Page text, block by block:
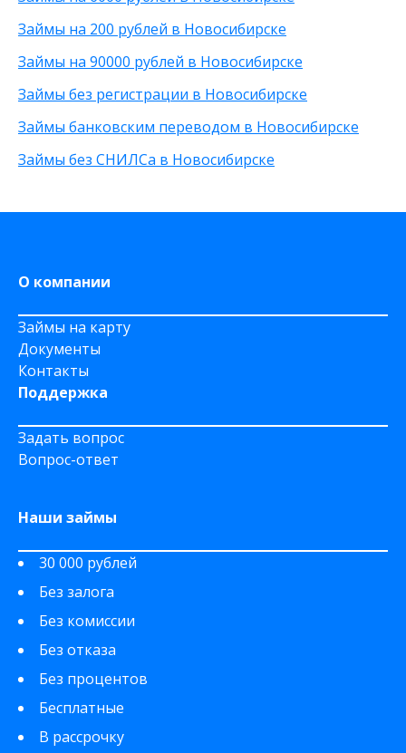
По телефону
Через Телеграм
На Webmoney
Через Золотую Корону
На карту круглосуточно
Через приложение
На карту Моментум
Не выходя из дома
С высоким одобрением
Без залога
Без посредников
Без посещения офиса
Без звонков
30 000 рублей
8 000 рублей
500 рублей
20 000 рублей
Займы на 200 рублей в Новосибирске
Займы на 90000 рублей в Новосибирске
Займы без регистрации в Новосибирске
Займы банковским переводом в Новосибирске
Займы без СНИЛСа в Новосибирске
О компании
Займы на карту
Документы
Контакты
Поддержка
Задать вопрос
Вопрос-ответ
Наши займы
30 000 рублей
Без залога
Без комиссии
Без отказа
Без процентов
Бесплатные
В рассрочку